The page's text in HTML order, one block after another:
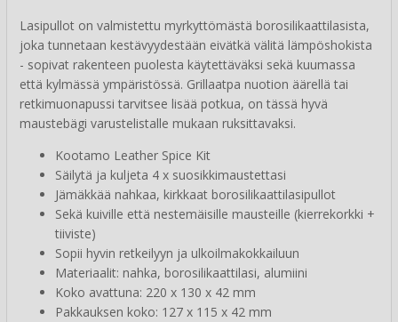
Lasipullot on valmistettu myrkyttömästä borosilikaattilasista,
joka tunnetaan kestävyydestään eivätkä välitä lämpöshokista
- sopivat rakenteen puolesta käytettäväksi sekä kuumassa
että kylmässä ympäristössä. Grillaatpa nuotion äärellä tai
retkimuonapussi tarvitsee lisää potkua, on tässä hyvä
maustebägi varustelistalle mukaan ruksittavaksi.
Kootamo Leather Spice Kit
Säilytä ja kuljeta 4 x suosikkimaustettasi
Jämäkkää nahkaa, kirkkaat borosilikaattilasipullot
Sekä kuiville että nestemäisille mausteille (kierrekorkki +
tiiviste)
Sopii hyvin retkeilyyn ja ulkoilmakokkailuun
Materiaalit: nahka, borosilikaattilasi, alumiini
Koko avattuna: 220 x 130 x 42 mm
Pakkauksen koko: 127 x 115 x 42 mm